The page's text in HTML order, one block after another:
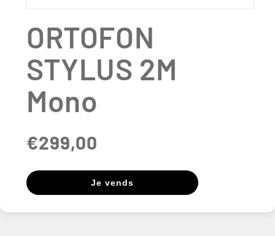
média
dans
une
fenêtre
modale
ORTOFON
STYLUS 2M
Mono
€299,00
Je vends